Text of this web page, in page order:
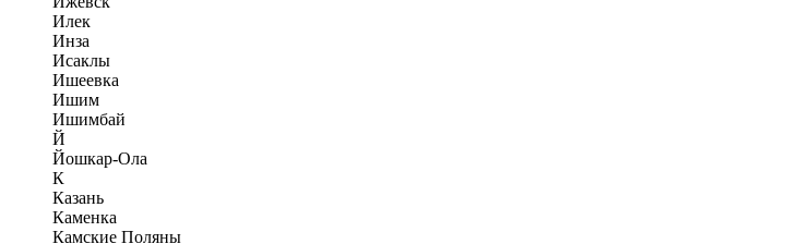
Илек
Инза
Исаклы
Ишеевка
Ишим
Ишимбай
Й
Йошкар-Ола
К
Казань
Каменка
Камские Поляны